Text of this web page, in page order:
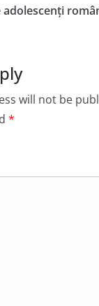
will not be
*